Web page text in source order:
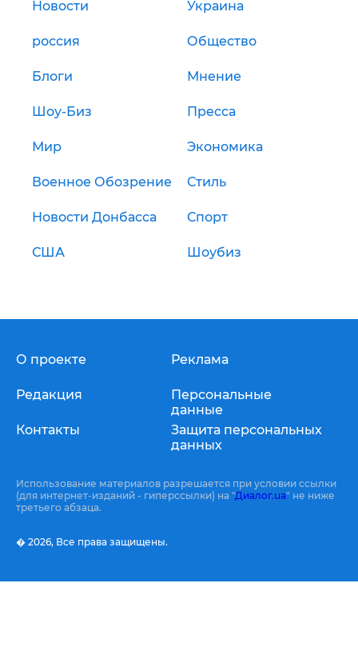
Новости Украина
россия Общество
Блоги Мнение
Шоу-Биз Пресса
Мир Экономика
Военное Обозрение Стиль
Новости Донбасса Спорт
США Шоубиз
О проекте
Редакция
Контакты
Реклама
Персональные
данные
Защита персональных
данных
Использование материалов разрешается при условии ссылки
(для интернет-изданий - гиперссылки) на "Диалог.ua" не ниже
третьего абзаца.
� 2026, Все права защищены.